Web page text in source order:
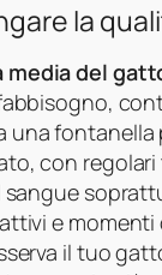
la
media del
una fontanella
con
e
il tuo